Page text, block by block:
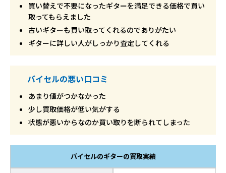
買い替えで不要になったギターを満足できる価格で買い
取ってもらえました
古いギターも買い取ってくれるのでありがたい
ギターに詳しい人がしっかり査定してくれる
バイセルの悪い口コミ
あまり値がつかなかった
少し買取価格が低い気がする
状態が悪いからなのか買い取りを断られてしまった
バイセルのギターの買取実績